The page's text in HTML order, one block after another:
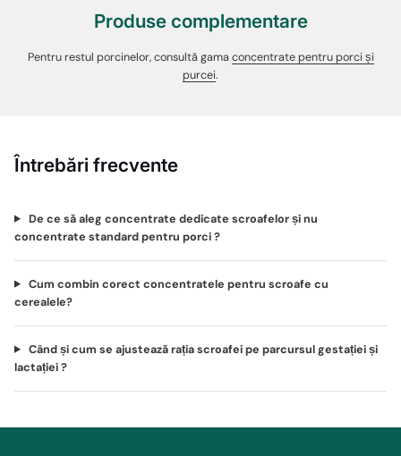
Produse complementare
Pentru restul porcinelor, consultă gama concentrate pentru porci și
purcei.
Întrebări frecvente
De ce să aleg concentrate dedicate scroafelor și nu
concentrate standard pentru porci ?
Cum combin corect concentratele pentru scroafe cu
cerealele?
Când și cum se ajustează rația scroafei pe parcursul gestației și
lactației ?